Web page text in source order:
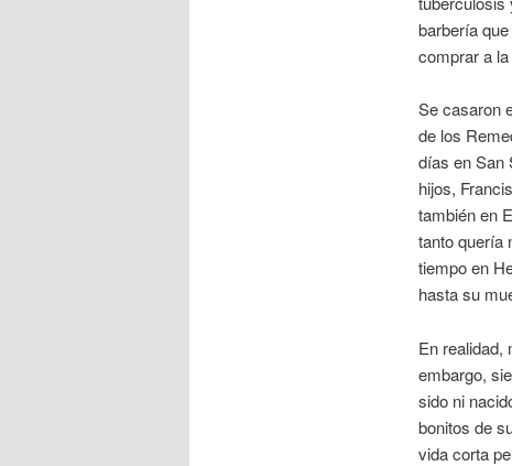
barbería
comprar a
Se casaron
de los
días en San
hijos,
también en
tanto quería
tiempo en
hasta su
En realidad,
embargo,
sido ni
bonitos de
vida corta